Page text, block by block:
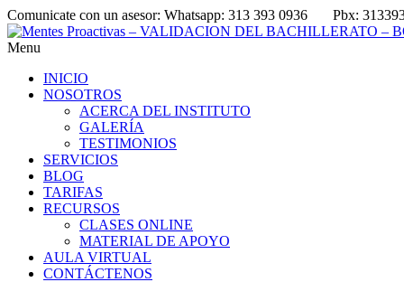
Comunicate con un asesor: Whatsapp: 313 393 0936 Pbx:
Menu
INICIO
NOSOTROS
ACERCA DEL INSTITUTO
GALERÍA
TESTIMONIOS
SERVICIOS
BLOG
TARIFAS
RECURSOS
CLASES ONLINE
MATERIAL DE APOYO
AULA VIRTUAL
CONTÁCTENOS